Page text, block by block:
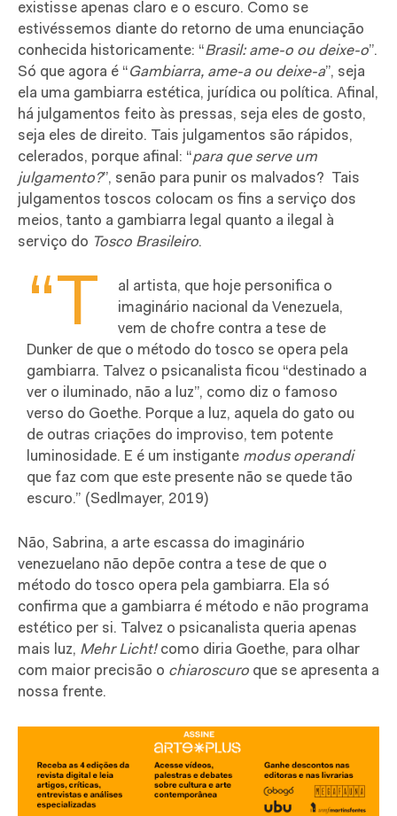
existisse apenas claro e o escuro. Como se
estivéssemos diante do retorno de uma enunciação
conhecida historicamente: “Brasil: ame-o ou deixe-o”.
Só que agora é “Gambiarra, ame-a ou deixe-a”, seja
ela uma gambiarra estética, jurídica ou política. Afinal,
há julgamentos feito às pressas, seja eles de gosto,
seja eles de direito. Tais julgamentos são rápidos,
celerados, porque afinal: “para que serve um
julgamento?”, senão para punir os malvados? Tais
julgamentos toscos colocam os fins a serviço dos
meios, tanto a gambiarra legal quanto a ilegal à
serviço do Tosco Brasileiro.
“T
al artista, que hoje personifica o
imaginário nacional da Venezuela,
vem de chofre contra a tese de
Dunker de que o método do tosco se opera pela
gambiarra. Talvez o psicanalista ficou “destinado a
ver o iluminado, não a luz”, como diz o famoso
verso do Goethe. Porque a luz, aquela do gato ou
de outras criações do improviso, tem potente
luminosidade. E é um instigante modus operandi
que faz com que este presente não se quede tão
escuro.” (Sedlmayer, 2019)
Não, Sabrina, a arte escassa do imaginário
venezuelano não depõe contra a tese de que o
método do tosco opera pela gambiarra. Ela só
confirma que a gambiarra é método e não programa
estético per si. Talvez o psicanalista queria apenas
mais luz, Mehr Licht!como diria Goethe, para olhar
com maior precisão o chiaroscuro que se apresenta a
nossa frente.